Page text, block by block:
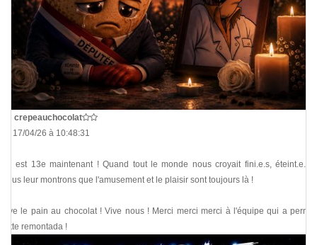
crepeauchocolat
Le 17/04/26 à 10:48:31
On est 13e maintenant ! Quand tout le monde nous croyait fini.e.s, éteint.e.s...
Nous leur montrons que l'amusement et le plaisir sont toujours là !
Vive le pain au chocolat ! Vive nous ! Merci merci merci à l'équipe qui a permis
cette remontada !